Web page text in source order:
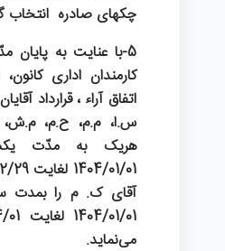
چکهای صادره انتخاب
5-با عنایت به پایان
کارمندان اداری
اتفاق آراء ، قرارداد
س.ا، م.م، ح.م،
هریک به مدّت
آقای ک. م را بمدت
می‌نماید.